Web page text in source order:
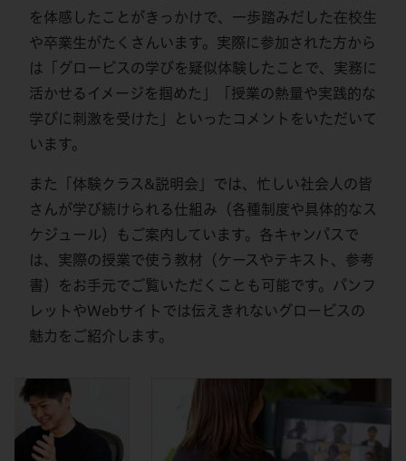
を体感したことがきっかけで、一歩踏みだした在校生
や卒業生がたくさんいます。実際に参加された方から
は「グロービスの学びを疑似体験したことで、実務に
活かせるイメージを掴めた」「授業の熱量や実践的な
学びに刺激を受けた」といったコメントをいただいて
います。
また「体験クラス&説明会」では、忙しい社会人の皆
さんが学び続けられる仕組み（各種制度や具体的なス
ケジュール）もご案内しています。各キャンパスで
は、実際の授業で使う教材（ケースやテキスト、参考
書）をお手元でご覧いただくことも可能です。パンフ
レットやWebサイトでは伝えきれないグロービスの
魅力をご紹介します。